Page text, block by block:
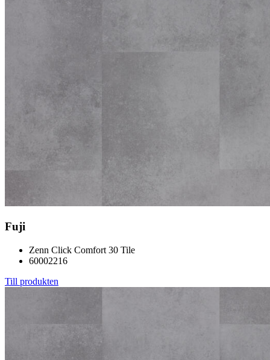
Fuji
Zenn Click Comfort 30 Tile
60002216
Till produkten